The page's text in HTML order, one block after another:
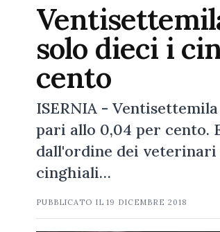
solo dieci i
cento
ISERNIA -
pari allo 0,04 per cento.
dall'ordine dei
cinghiali…
PUBBLICATO IL19 DICEMBRE 2018